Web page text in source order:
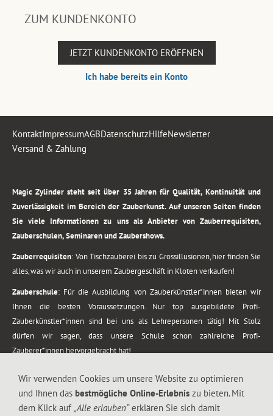
ZUM KUNDENKONTO
JETZT KUNDENKONTO ERÖFFNEN
Ich habe bereits ein Konto
KontaktImpressumAGBDatenschutzHilfeNewsletter
Versand & Zahlung
Magic Zylinder steht seit über 35 Jahren für Qualität, Kontinuität und
Zuverlässigkeit im Bereich der Zauberkunst. Auf unseren Seiten finden
Sie viele Informationen zu uns als Anbieter von Zauberrequisiten,
Zauberschulen, Seminaren und Zaubershows.
Zauberrequisiten: Von Tischzauberei bis zu Grossillusionen, hier finden Sie
alles, was wir auch in unserem Zaubergeschäft in Kloten verkaufen!
Zauberschule: Für die Ausbildung von Zauberkünstler*innen bieten wir
Ihnen die besten Voraussetzungen. Nur top ausgebildete Profi-
Zauberkünstler*innen sind bei uns als Lehrepersonen tätig! Mit Stolz
dürfen wir sagen, dass unsere Schule schon zahlreiche Profi-
Zauberer*innen hervorgebracht hat!
vom Kinderprogramm bis zur Tischzauberei. Lassen Sie sich faszinieren von
meiner Zauber-Sprech-Show, angerührt mit sprachlichen Sequenzen,
Wir verwenden Cookies um unsere Website zu optimieren
und Ihnen das bestmögliche Online-Erlebnis zu bieten. Mit
dem Klick auf „Alle erlauben“erklären Sie sich damit